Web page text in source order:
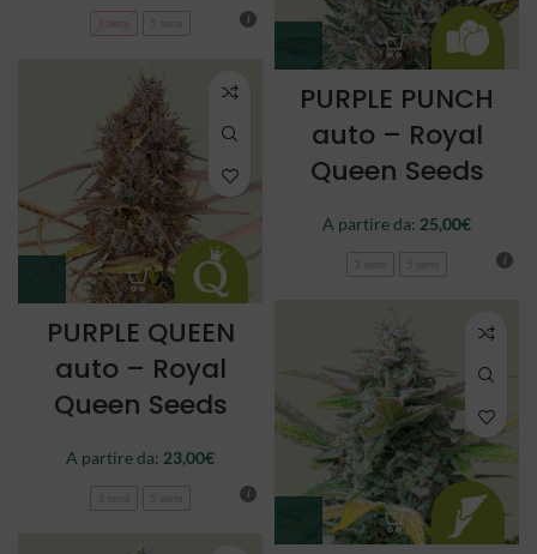
3 semi
PURPLE PUNCH
auto – Royal
Queen Seeds
A partire da: 25,00€
PURPLE QUEEN
auto – Royal
Queen Seeds
A partire da: 23,00€